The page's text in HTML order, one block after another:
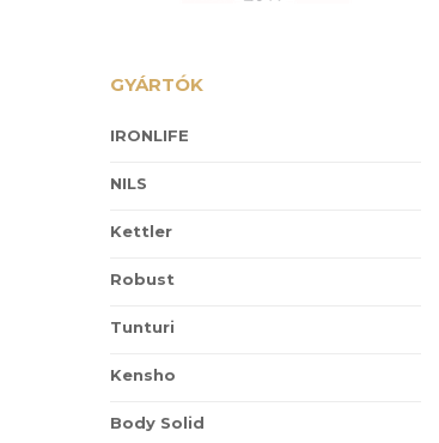
GYÁRTÓK
IRONLIFE
NILS
Kettler
Robust
Tunturi
Kensho
Body Solid